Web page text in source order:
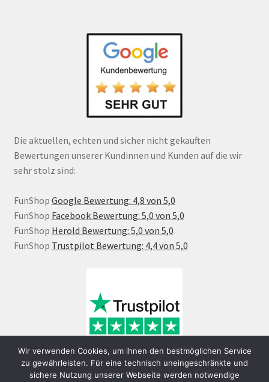
Die aktuellen, echten und sicher nicht gekauften
Bewertungen unserer Kundinnen und Kunden auf die wir
sehr stolz sind:
FunShop Google Bewertung: 4,8 von 5,0
FunShop Facebook Bewertung: 5,0 von 5,0
FunShop Herold Bewertung: 5,0 von 5,0
FunShop Trustpilot Bewertung: 4,4 von 5,0
Wir verwenden Cookies, um ihnen den bestmöglichen Service
zu gewährleisten. Für eine technisch uneingeschränkte und
sichere Nutzung unserer Webseite werden notwendige